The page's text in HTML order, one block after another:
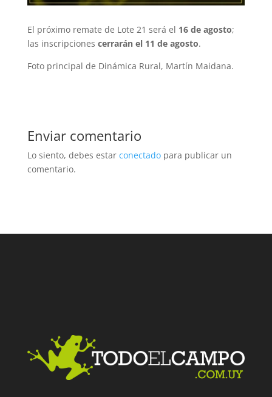
El próximo remate de Lote 21 será el 16 de agosto;
las inscripciones cerrarán el 11 de agosto.
Foto principal de Dinámica Rural, Martín Maidana.
Enviar comentario
Lo siento, debes estar conectadopara publicar un
comentario.
Facebook